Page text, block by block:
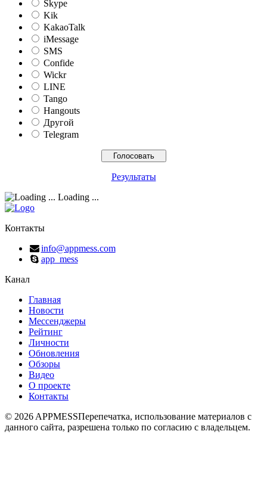
Skype
Kik
KakaoTalk
iMessage
SMS
Confide
Wickr
LINE
Tango
Hangouts
Другой
Telegram
Результаты
Loading ...
Контакты
info@appmess.com
app_mess
Канал
Главная
Новости
Мессенджеры
Рейтинг
Личности
Обновления
Обзоры
Видео
О проекте
Контакты
© 2026 APPMESSПерепечатка, использование материалов с
данного сайта, разрешена только по согласию с владельцем.